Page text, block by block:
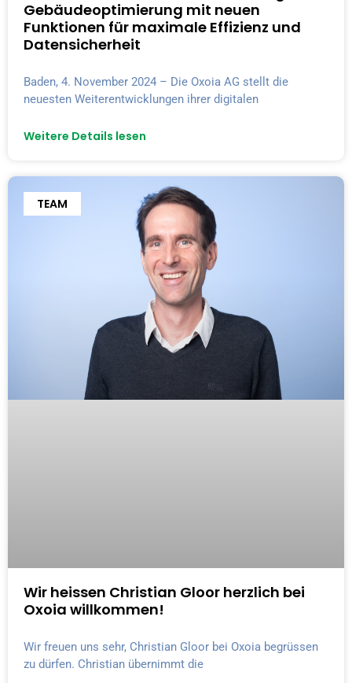
Gebäudeoptimierung mit neuen
Funktionen für maximale Effizienz und
Datensicherheit
Baden, 4. November 2024 – Die Oxoia AG stellt die
neuesten Weiterentwicklungen ihrer digitalen
Weitere Details lesen
TEAM
Wir heissen Christian Gloor herzlich bei
Oxoia willkommen!
Wir freuen uns sehr, Christian Gloor bei Oxoia begrüssen
zu dürfen. Christian übernimmt die